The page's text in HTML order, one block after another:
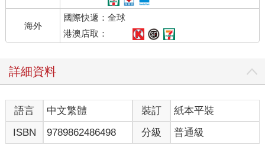
家具、眼鏡與抱枕等，每一個都很有特色，恨不得全都帶回家。
DATA
址 90 Kent Ave, Brooklyn, NY 11211
營 每週六10:00∼18:00
休 週日至五
網 brooklynflea.com/markets/fort-greene
交通方式
搭乘地鐵L線至Bedford Av.站，出站後走N 7th St.往Kent Ave.方
海外
國際快遞：全球
港澳店取：
詳細資料
語言 中文繁體 裝訂
紙本平裝
ISBN
9789862486498 分級 普通級